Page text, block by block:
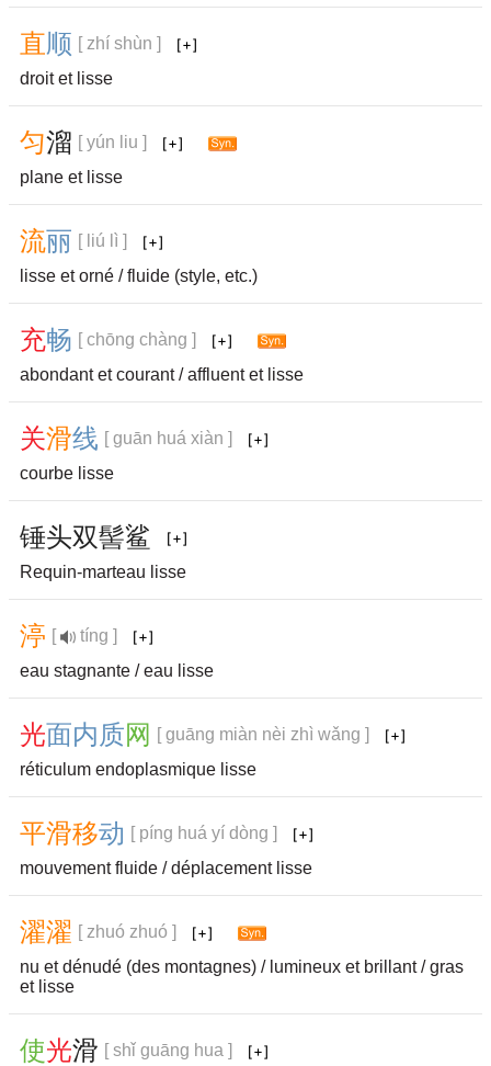
直顺 [ zhí shùn ]
droit et lisse
匀溜 [ yún liu ]
plane et lisse
流丽 [ liú lì ]
lisse et orné / fluide (style, etc.)
充畅 [ chōng chàng ]
abondant et courant / affluent et lisse
关滑线 [ guān huá xiàn ]
courbe lisse
锤头双髻鲨
Requin-marteau lisse
渟 [
tíng ]
eau stagnante / eau lisse
光面内质网
[ guāng miàn nèi zhì wǎng ]
réticulum endoplasmique lisse
平滑移动 [ píng huá yí dòng ]
mouvement fluide / déplacement lisse
濯濯 [ zhuó zhuó ]
nu et dénudé (des montagnes) / lumineux et brillant / gras
et lisse
使光滑 [ shǐ guāng hua ]